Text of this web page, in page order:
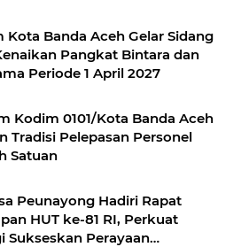
Kota Banda Aceh Gelar Sidang
Pangkat Bintara dan
Periode 1 April 2027
Kodim 0101/Kota Banda Aceh
Tradisi Pelepasan Personel
Satuan
Peunayong Hadiri Rapat
HUT ke-81 RI, Perkuat
Sukseskan Perayaan